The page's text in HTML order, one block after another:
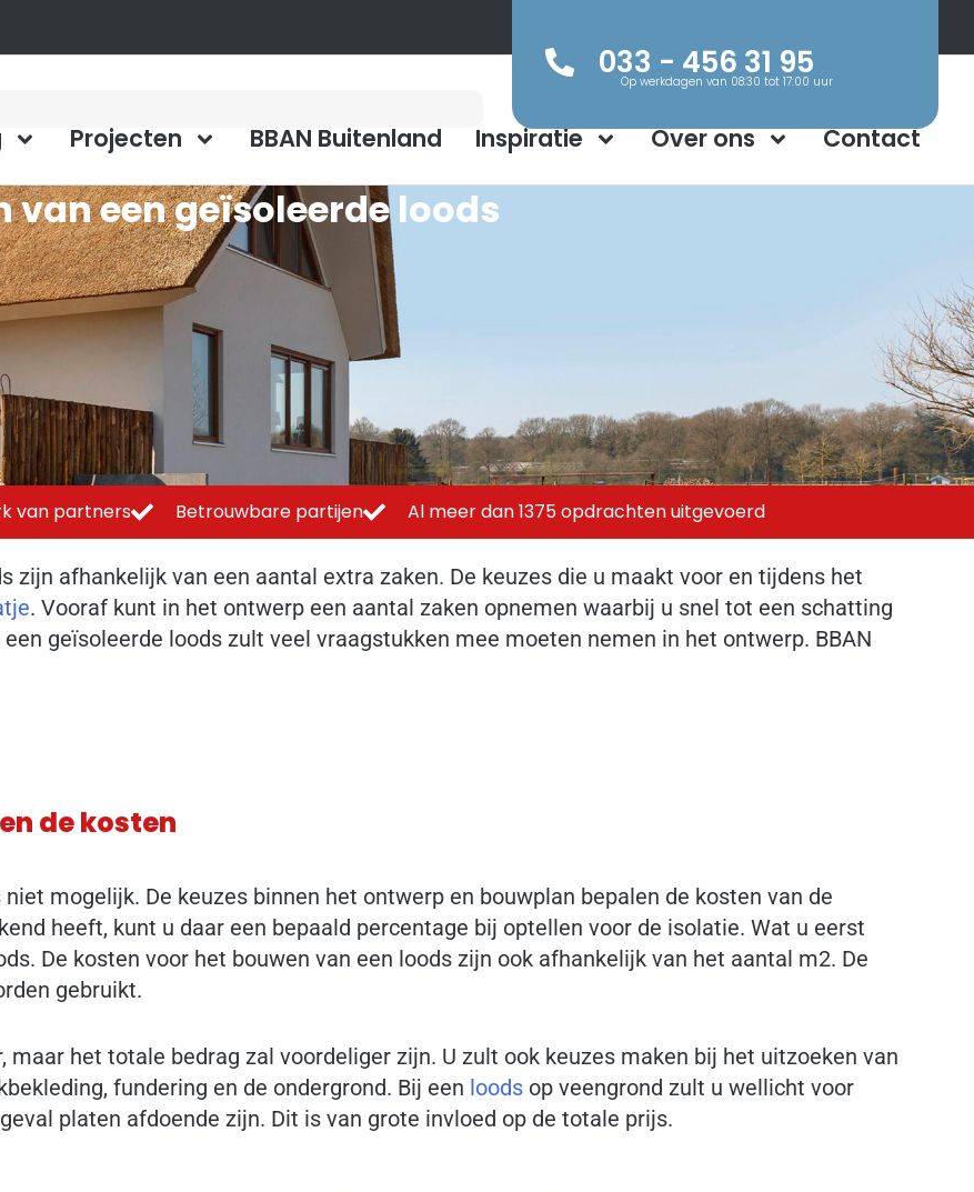
033 - 456 31 95
Op werkdagen van 08:30 tot 17:00 uur
Projecten BBAN Buitenland Inspiratie Over ons Contact
van een geïsoleerde loods
van partners Betrouwbare partijen Al meer dan 1375 opdrachten uitgevoerd
zijn afhankelijk van een aantal extra zaken. De keuzes die u maakt voor en tijdens het
. Vooraf kunt in het ontwerp een aantal zaken opnemen waarbij u snel tot een schatting
geïsoleerde loods zult veel vraagstukken mee moeten nemen in het ontwerp. BBAN
de kosten
mogelijk. De keuzes binnen het ontwerp en bouwplan bepalen de kosten van de
heeft, kunt u daar een bepaald percentage bij optellen voor de isolatie. Wat u eerst
De kosten voor het bouwen van een loods zijn ook afhankelijk van het aantal m2. De
gebruikt.
het totale bedrag zal voordeliger zijn. U zult ook keuzes maken bij het uitzoeken van
fundering en de ondergrond. Bij een loods op veengrond zult u wellicht voor
platen afdoende zijn. Dit is van grote invloed op de totale prijs.